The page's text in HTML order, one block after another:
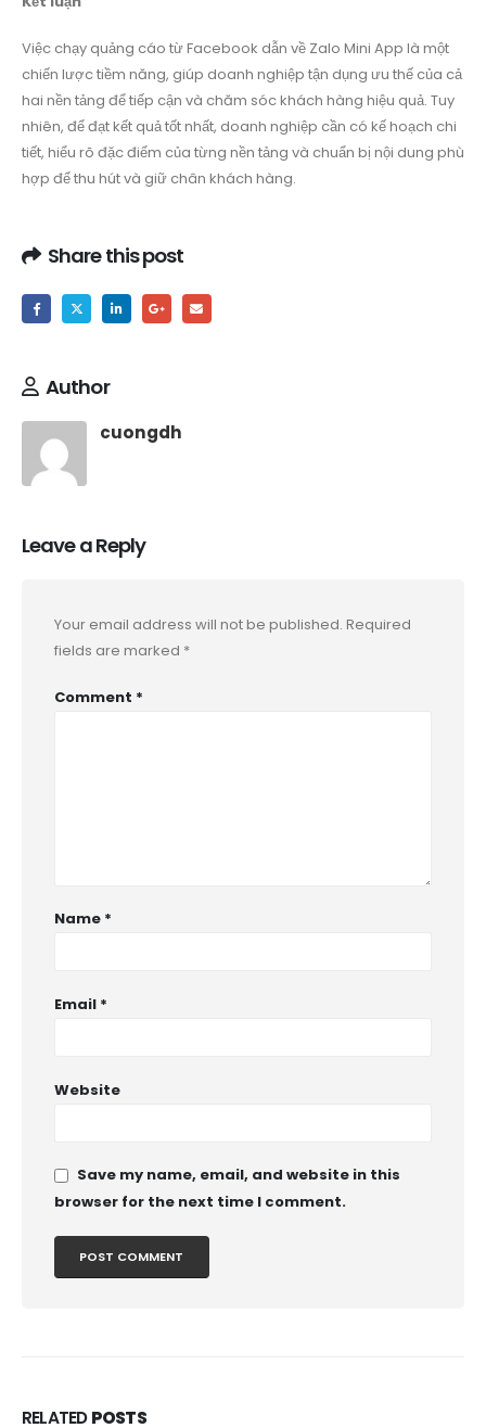
Việc chạy quảng cáo từ Facebook dẫn về Zalo Mini App là một
chiến lược tiềm năng, giúp doanh nghiệp tận dụng ưu thế của cả
hai nền tảng để tiếp cận và chăm sóc khách hàng hiệu quả. Tuy
nhiên, để đạt kết quả tốt nhất, doanh nghiệp cần có kế hoạch chi
tiết, hiểu rõ đặc điểm của từng nền tảng và chuẩn bị nội dung phù
hợp để thu hút và giữ chân khách hàng.
Share this post
Author
cuongdh
Leave a Reply
Your email address will not be published. Required
fields are marked *
Comment *
Name *
Email *
Website
Save my name, email, and website in this
browser for the next time I comment.
RELATEDPOSTS